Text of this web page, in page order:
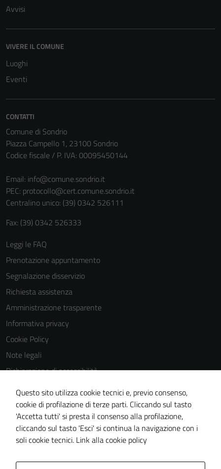
Avvisi
VIVERE IL COMUNE
Luoghi
Eventi
CONTATTI
Comune di Sondrio
Piazza Campello 1, 23100 Sondrio
Codice fiscale / P. IVA: 00095450144
Email: info@comune.sondrio.it
PEC: protocollo@cert.comune.sondrio.it
Centralino unico: (39) 0342 526111
Fax: (39) 0342 526333
Leggi le FAQ
Prenotazione appuntamento
Segnalazione disservizio
Richiesta assistenza
Amministrazione trasparente
Informativa privacy
Cookie Policy
Note legali
Dichiarazione di accessibilità
Dichiarazione di accessibilità Servizi
Whistleblowing
Piano di miglioramento del sito
Area riservata
Questo sito utilizza cookie tecnici e, previo consenso,
cookie di profilazione di terze parti. Cliccando sul tasto
'Accetta tutti' si presta il consenso alla profilazione,
cliccando sul tasto 'Esci' si continua la navigazione con i
soli cookie tecnici. Link alla cookie policy
Tecnici